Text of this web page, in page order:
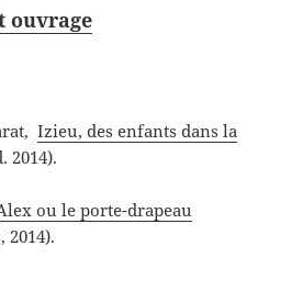
ouvrage
Izieu, des enfants dans la
2014).
ou le porte-drapeau
2014).